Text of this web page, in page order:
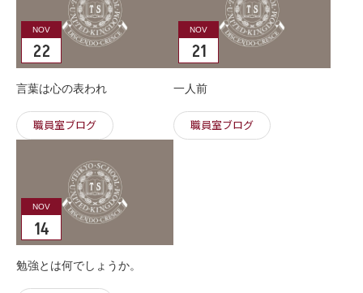
NOV
22
言葉は心の表われ
職員室ブログ
NOV
21
一人前
職員室ブログ
NOV
14
勉強とは何でしょうか。